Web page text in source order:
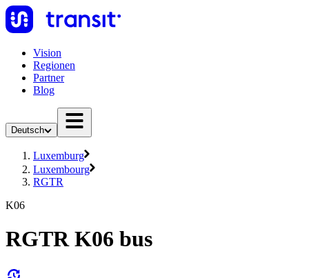
Vision
Regionen
Partner
Blog
Deutsch
Luxemburg
Luxembourg
RGTR
K06
RGTR K06 bus